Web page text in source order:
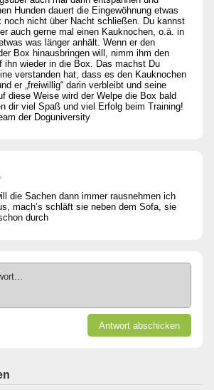
Hunden dauert die Eingewöhnung etwas
noch nicht über Nacht schließen. Du kannst
auch gerne mal einen Kauknochen, o.ä. in
was länger anhält. Wenn er den
Box hinausbringen will, nimm ihm den
ihn wieder in die Box. Das machst Du
verstanden hat, dass es den Kauknochen
er „freiwillig“ darin verbleibt und seine
diese Weise wird der Welpe die Box bald
dir viel Spaß und viel Erfolg beim Training!
der Doguniversity
die Sachen dann immer rausnehmen ich
mach’s schläft sie neben dem Sofa, sie
durch
Antwort abschicken